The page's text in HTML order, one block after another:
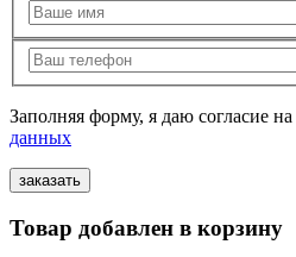
Заполняя форму, я даю согласие на
данных
Товар добавлен в корзину